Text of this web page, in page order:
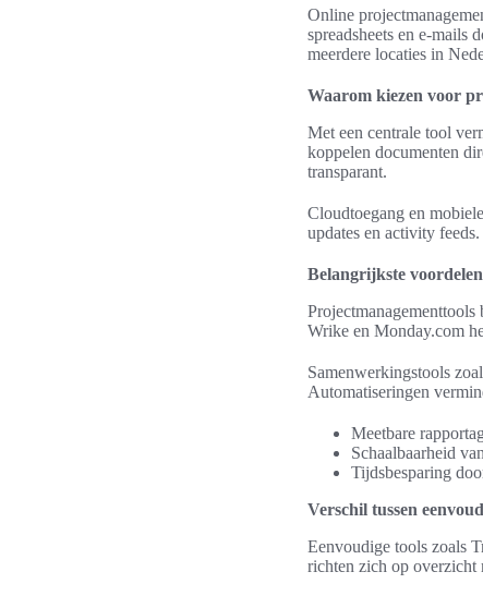
Online
spreadsheets en e-
meerdere locaties in
Waarom kiezen voor
Met een centrale tool
koppelen documenten
transparant.
Cloudtoegang en
updates en activity
Belangrijkste
Wrike en Monday.com
Samenwerkingstools
Automatiseringen
Meetbare
Schaalbaarheid
Tijdsbesparing
Verschil tussen
Eenvoudige tools zoals
richten zich op overzicht